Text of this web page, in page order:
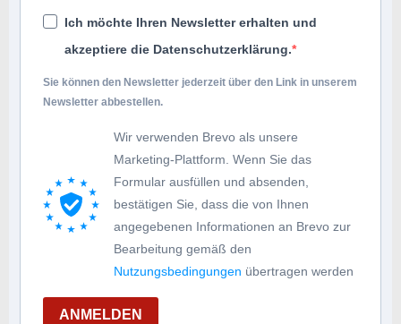
Ich möchte Ihren Newsletter erhalten und
akzeptiere die Datenschutzerklärung.
Sie können den Newsletter jederzeit über den Link in unserem
Newsletter abbestellen.
Wir verwenden Brevo als unsere
Marketing-Plattform. Wenn Sie das
Formular ausfüllen und absenden,
bestätigen Sie, dass die von Ihnen
angegebenen Informationen an Brevo zur
Bearbeitung gemäß den
Nutzungsbedingungen übertragen werden
ANMELDEN